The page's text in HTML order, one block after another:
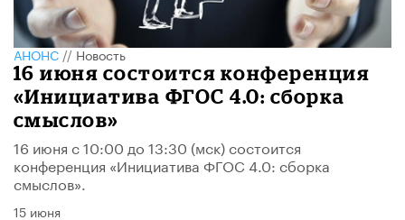
АНОНС//Новость
16 июня состоится конференция
«Инициатива ФГОС 4.0: сборка
смыслов»
16 июня с 10:00 до 13:30 (мск) состоится
конференция «Инициатива ФГОС 4.0: сборка
смыслов».
15 июня